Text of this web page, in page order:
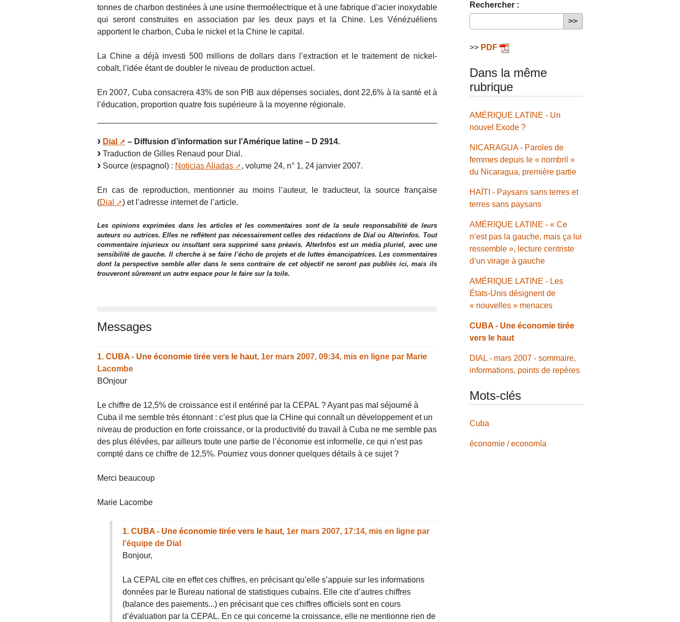
tonnes de charbon destinées à une usine thermoélectrique et à une fabrique d’acier inoxydable
qui seront construites en association par les deux pays et la Chine. Les Vénézuéliens
apportent le charbon, Cuba le nickel et la Chine le capital.
La Chine a déjà investi 500 millions de dollars dans l’extraction et le traitement de nickel-
cobalt, l’idée étant de doubler le niveau de production actuel.
En 2007, Cuba consacrera 43% de son PIB aux dépenses sociales, dont 22,6% à la santé et à
l’éducation, proportion quatre fois supérieure à la moyenne régionale.
Dial
– Diffusion d’information sur l’Amérique latine – D 2914.
Traduction de Gilles Renaud pour Dial.
Source (espagnol) : Noticias Aliadas , volume 24, n° 1, 24 janvier 2007.
En cas de reproduction, mentionner au moins l’auteur, le traducteur, la source française
(Dial ) et l’adresse internet de l’article.
Les opinions exprimées dans les articles et les commentaires sont de la seule responsabilité de leurs
auteurs ou autrices. Elles ne reflètent pas nécessairement celles des rédactions de Dial ou Alterinfos. Tout
commentaire injurieux ou insultant sera supprimé sans préavis. AlterInfos est un média pluriel, avec une
sensibilité de gauche. Il cherche à se faire l’écho de projets et de luttes émancipatrices. Les commentaires
dont la perspective semble aller dans le sens contraire de cet objectif ne seront pas publiés ici, mais ils
trouveront sûrement un autre espace pour le faire sur la toile.
Messages
1. CUBA - Une économie tirée vers le haut, 1er mars 2007, 09:34, mis en ligne par Marie
Lacombe
BOnjour
Le chiffre de 12,5% de croissance est il entériné par la CEPAL ? Ayant pas mal séjourné à
Cuba il me semble très étonnant : c’est plus que la CHine qui connaît un développement et un
niveau de production en forte croissance, or la productivité du travail à Cuba ne me semble pas
des plus élévées, par ailleurs toute une partie de l’économie est informelle, ce qui n’est pas
compté dans ce chiffre de 12,5%. Pourriez vous donner quelques détails à ce sujet ?
Merci beaucoup
Marie Lacombe
1. CUBA - Une économie tirée vers le haut, 1er mars 2007, 17:14, mis en ligne par
l’équipe de Dial
Bonjour,
La CEPAL cite en effet ces chiffres, en précisant qu’elle s’appuie sur les informations
données par le Bureau national de statistiques cubains. Elle cite d’autres chiffres
(balance des paiements...) en précisant que ces chiffres officiels sont en cours
d’évaluation par la CEPAL. En ce qui concerne la croissance, elle ne mentionne rien de
Rechercher :
>> PDF
Dans la même
rubrique
AMÉRIQUE LATINE - Un
nouvel Exode ?
NICARAGUA - Paroles de
femmes depuis le « nombril »
du Nicaragua, première partie
HAÏTI - Paysans sans terres et
terres sans paysans
AMÉRIQUE LATINE - « Ce
n’est pas la gauche, mais ça lui
ressemble », lecture centriste
d’un virage à gauche
AMÉRIQUE LATINE - Les
États-Unis désignent de
« nouvelles » menaces
CUBA - Une économie tirée
vers le haut
DIAL - mars 2007 - sommaire,
informations, points de repères
Mots-clés
Cuba
économie / economía